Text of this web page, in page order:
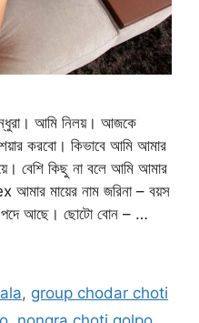
বন্ধুরা। আমি নিলয়। আজকে
করবো। কিভাবে আমি আমার
বেশি কিছু না বলে আমি আমার
মায়ের নাম জরিনা – বয়স
পদে আছে। ছোটো বোন – …
, group chodar choti